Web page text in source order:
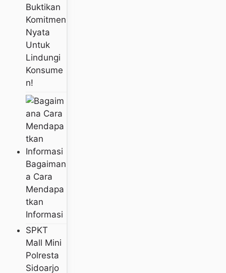
Buktikan
Komitmen
Nyata
Untuk
Lindungi
Konsume
N!
Bagaiman
A Cara
Mendapa
Tkan
Informasi
SPKT
Mall Mini
Polresta
Sidoarjo